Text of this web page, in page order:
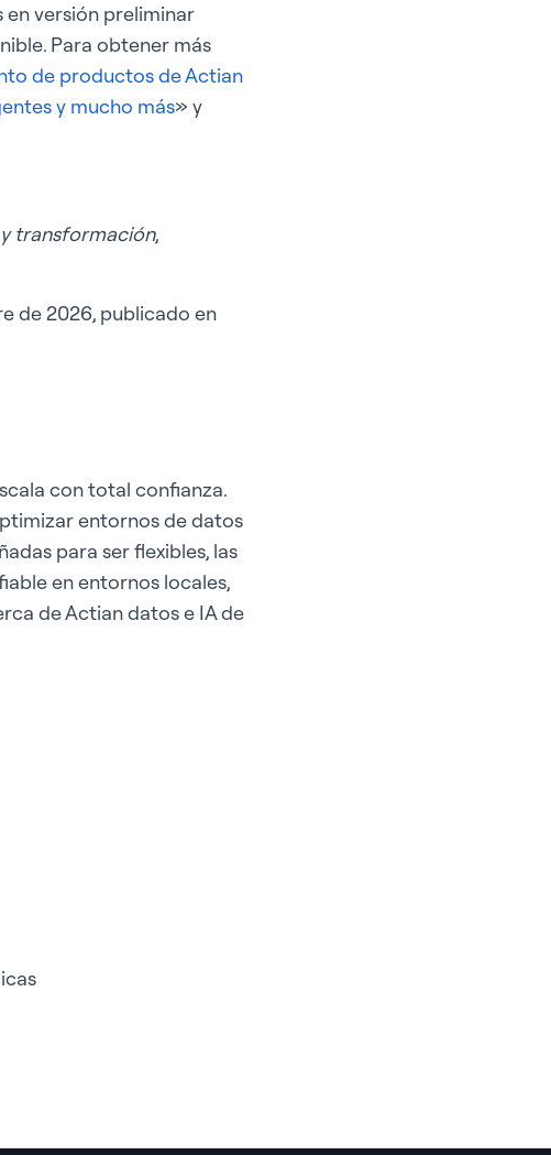
en versión preliminar
Para obtener más
de productos de Actian
y mucho más» y
y transformación,
de 2026, publicado en
con total confianza.
entornos de datos
para ser flexibles, las
en entornos locales,
de Actian datos e IA de